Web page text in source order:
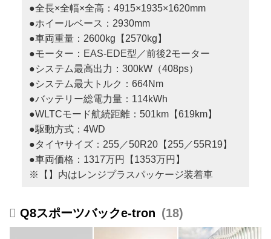
●全長×全幅×全高：4915×1935×1620mm
●ホイールベース：2930mm
●車両重量：2600kg【2570kg】
●モーター：EAS-EDE型／前後2モーター
●システム最高出力：300kW（408ps）
●システム最大トルク：664Nm
●バッテリー総電力量：114kWh
●WLTCモード航続距離：501km【619km】
●駆動方式：4WD
●タイヤサイズ：255／50R20【255／55R19】
●車両価格：1317万円【1353万円】
※【】内はレンジプラスパッケージ装着車
Q8スポーツバックe-tron 18